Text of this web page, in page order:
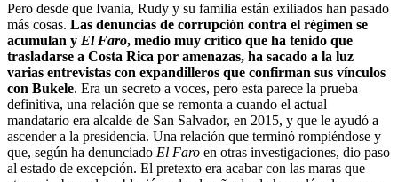
Pero desde que Ivania, Rudy y su familia están exiliados han pasado
más cosas. Las denuncias de corrupción contra el régimen se
acumulan y El Faro, medio muy crítico que ha tenido que
trasladarse a Costa Rica por amenazas, ha sacado a la luz
varias entrevistas con expandilleros que confirman sus vínculos
con Bukele. Era un secreto a voces, pero esta parece la prueba
definitiva, una relación que se remonta a cuando el actual
mandatario era alcalde de San Salvador, en 2015, y que le ayudó a
ascender a la presidencia. Una relación que terminó rompiéndose y
que, según ha denunciado El Faro en otras investigaciones, dio paso
al estado de excepción. El pretexto era acabar con las maras que